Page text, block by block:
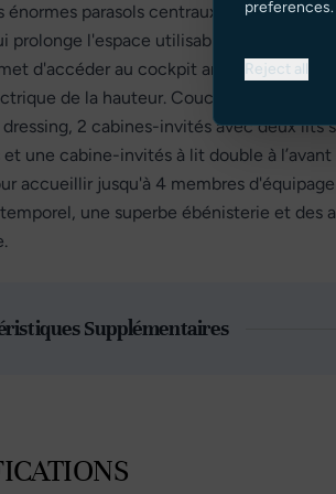
énormes parasols centraux offre un
prolonge l'espace utilisable vers l'avant.
d'accéder au cockpit arrière avec
de la hauteur. Couchage jusqu'à
dressing, 2 cabines-invités avec deux
une cabine-invités à lit double à
accueillir jusqu'à 4 membres
une superbe ébénisterie et des
Supplémentaires
preferences.
Reject all